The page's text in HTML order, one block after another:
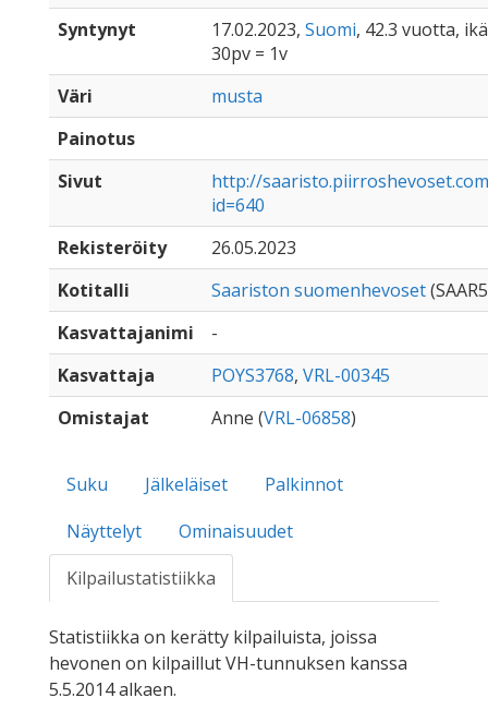
Syntynyt
17.02.2023, Suomi, 42.3 vuotta,
30pv = 1v
Väri
musta
Painotus
Sivut
http://
id=640
Rekisteröity
26.05.2023
Kotitalli
Saariston suomenhevoset
Kasvattajanimi
-
Kasvattaja
POYS3768, VRL-00345
Omistajat
Anne (VRL-06858)
Suku Jälkeläiset
Palkinnot
Näyttelyt
Ominaisuudet
Kilpailustatistiikka
Statistiikka on kerätty kilpailuista, joissa
hevonen on kilpaillut VH-tunnuksen kanssa
5.5.2014 alkaen.